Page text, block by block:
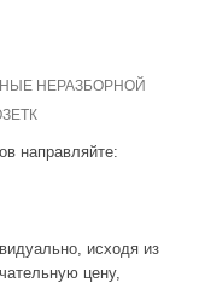
НЕРАЗБОРНОЙ
направляйте:
исходя из
цену,